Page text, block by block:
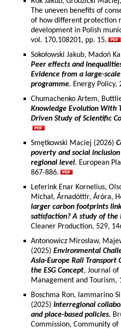
The uneven benefits of
of how different protection
development in Polish
vol. 170,108201, pp. 15.
Sokołowski Jakub, Madoń
Peer effects and
Evidence from a large-
programme. Energy Policy,
Chumachenko Artem,
Knowledge Evolution With
Driven Study of Scientific
Smętkowski Maciej (2026)
poverty and social
regional level. European
867-886.
Leferink Enar Kornelius,
Michał, Árnadóttir, Áróra,
larger carbon footprints
satisfaction? A study of the
Cleaner Production, 529,
Antonowicz Mirosław,
(2025) Environmental
Asia-Europe Rail Transport
the ESG Concept, Journal of
Management and Tourism,
Boschma Ron, Iammarino
(2025) Interregional
and place-based policies.
Commission, Community of